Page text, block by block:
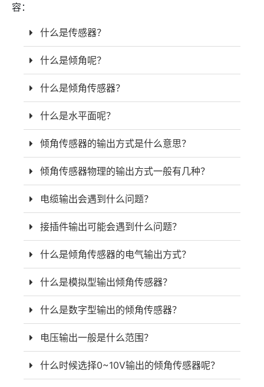
容：
什么是传感器？
什么是倾角呢？
什么是倾角传感器？
什么是水平面呢？
倾角传感器的输出方式是什么意思？
倾角传感器物理的输出方式一般有几种？
电缆输出会遇到什么问题？
接插件输出可能会遇到什么问题？
什么是倾角传感器的电气输出方式？
什么是模拟型输出倾角传感器？
什么是数字型输出的倾角传感器？
电压输出一般是什么范围？
什么时候选择0~10V输出的倾角传感器呢？